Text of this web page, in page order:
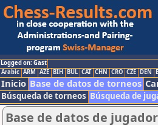
Logged on: Gast
Arabic ARM AZE BIH BUL CAT CHN CRO CZE DEN
Inicio Base de datos de torneos
Búsqueda de torneos Búsqueda de
Base de datos de